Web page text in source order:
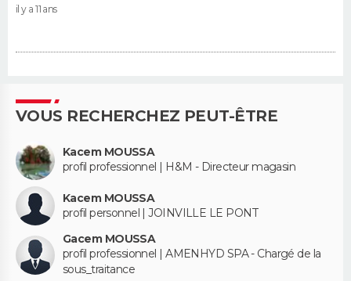
il y a 11 ans
VOUS RECHERCHEZ PEUT-ÊTRE
Kacem MOUSSA
profil professionnel | H&M - Directeur magasin
Kacem MOUSSA
profil personnel | JOINVILLE LE PONT
Gacem MOUSSA
profil professionnel | AMENHYD SPA - Chargé de la
sous_traitance